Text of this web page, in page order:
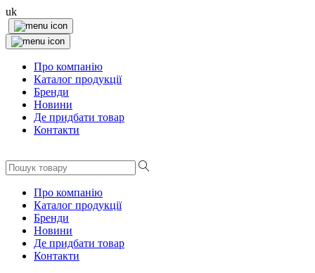
uk
Про компанію
Каталог продукції
Бренди
Новини
Де придбати товар
Контакти
Про компанію
Каталог продукції
Бренди
Новини
Де придбати товар
Контакти